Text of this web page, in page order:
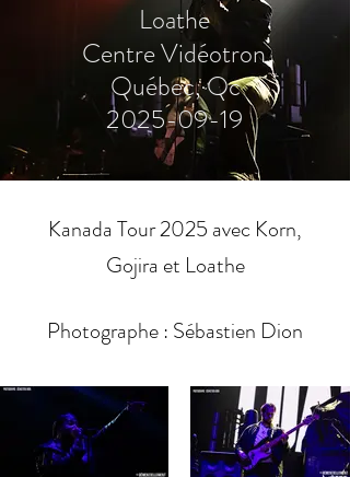
Loathe
Centre Vidéotron
Québec, Qc
2025-09-19
Kanada Tour 2025 avec Korn,
Gojira et Loathe
Photographe : Sébastien Dion